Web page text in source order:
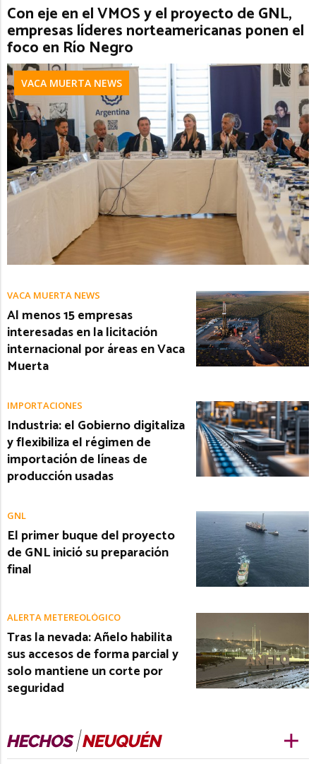
Con eje en el VMOS y el proyecto de GNL,
empresas líderes norteamericanas ponen el
foco en Río Negro
VACA MUERTA NEWS
VACA MUERTA NEWS
Al menos 15 empresas
interesadas en la licitación
internacional por áreas en Vaca
Muerta
IMPORTACIONES
Industria: el Gobierno digitaliza
y flexibiliza el régimen de
importación de líneas de
producción usadas
GNL
El primer buque del proyecto
de GNL inició su preparación
final
ALERTA METEREOLÓGICO
Tras la nevada: Añelo habilita
sus accesos de forma parcial y
solo mantiene un corte por
seguridad